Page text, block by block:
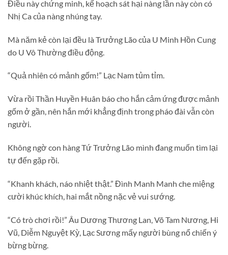
Điều này chứng minh, kế hoạch sát hại nàng lần này còn có
Nhị Ca của nàng nhúng tay.
Mà năm kẻ còn lại đều là Trưởng Lão của U Minh Hồn Cung
do U Vô Thường điều động.
“Quả nhiên có mảnh gốm!” Lạc Nam tủm tỉm.
Vừa rồi Thần Huyền Huân báo cho hắn cảm ứng được mảnh
gốm ở gần, nên hắn mới khẳng định trong pháo đài vẫn còn
người.
Không ngờ con hàng Tứ Trưởng Lão mình đang muốn tìm lại
tự đến gặp rồi.
“Khanh khách, náo nhiệt thật.” Đình Manh Manh che miệng
cười khúc khích, hai mắt nồng nặc vẻ vui sướng.
“Có trò chơi rồi!” Âu Dương Thương Lan, Võ Tam Nương, Hi
Vũ, Diễm Nguyệt Kỳ, Lạc Sương mấy người bùng nổ chiến ý
bừng bừng.